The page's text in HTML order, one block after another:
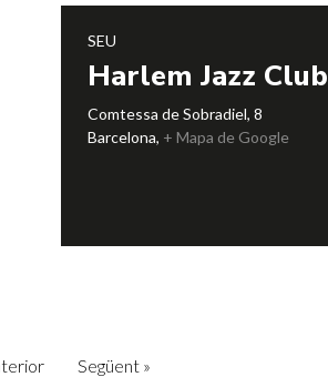
SEU
Harlem Jazz Club
Comtessa de Sobradiel, 8
Barcelona, + Mapa de Google
Següent »